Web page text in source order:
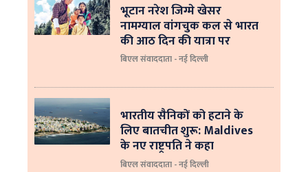
भूटान नरेश जिग्मे खेसर
नामग्याल वांगचुक कल से भारत
की आठ दिन की यात्रा पर
बिएल संवाददाता - नई दिल्ली
भारतीय सैनिकों को हटाने के
लिए बातचीत शुरू: Maldives
के नए राष्ट्रपति ने कहा
बिएल संवाददाता - नई दिल्‍ली